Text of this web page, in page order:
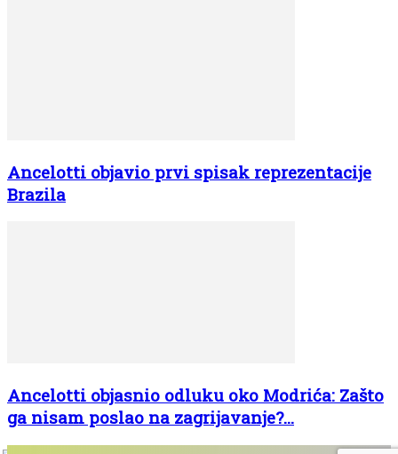
Ancelotti objavio prvi spisak reprezentacije
Brazila
Ancelotti objasnio odluku oko Modrića: Zašto
ga nisam poslao na zagrijavanje?...